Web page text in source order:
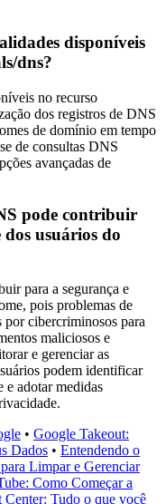
disponíveis
dns?
no recurso
dos registros de DNS
de domínio em tempo
de consultas DNS
avançadas de
pode contribuir
usuários do
para a segurança e
pois problemas de
cibercriminosos para
maliciosos e
e gerenciar as
podem identificar
e adotar medidas
• Google Takeout:
Dados • Entendendo o
Limpar e Gerenciar
Como Começar a
Tudo o que você